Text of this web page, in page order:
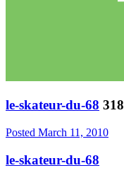
le-skateur-du-68 318
Posted March 11, 2010
le-skateur-du-68